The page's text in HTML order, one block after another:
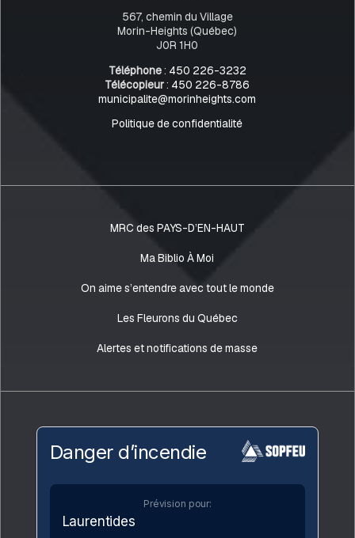
567, chemin du Village
Morin-Heights (Québec)
J0R 1H0
Téléphone: 450 226-3232
Télécopieur: 450 226-8786
municipalite@morinheights.com
Politique de confidentialité
MRC des PAYS-D’EN-HAUT
Ma Biblio À Moi
On aime s’entendre avec tout le monde
Les Fleurons du Québec
Alertes et notifications de masse
Danger d’incendie
Prévision pour:
Laurentides